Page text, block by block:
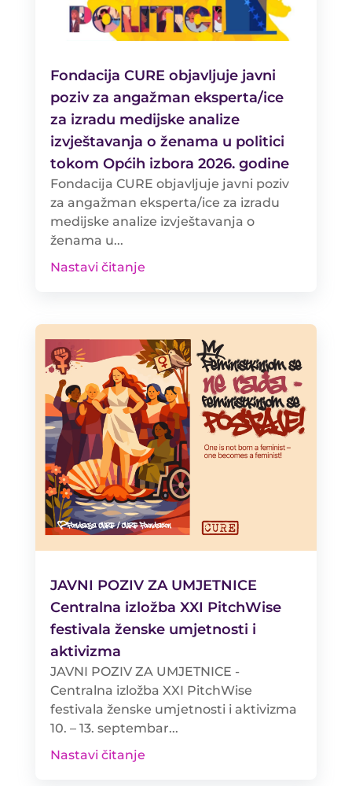
Fondacija CURE objavljuje javni
poziv za angažman eksperta/ice
za izradu medijske analize
izvještavanja o ženama u politici
tokom Općih izbora 2026. godine
Fondacija CURE objavljuje javni poziv
za angažman eksperta/ice za izradu
medijske analize izvještavanja o
ženama u...
Nastavi čitanje
JAVNI POZIV ZA UMJETNICE
Centralna izložba XXI PitchWise
festivala ženske umjetnosti i
aktivizma
JAVNI POZIV ZA UMJETNICE -
Centralna izložba XXI PitchWise
festivala ženske umjetnosti i aktivizma
10. – 13. septembar...
Nastavi čitanje